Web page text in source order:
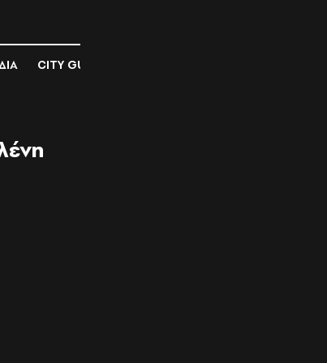
CITY GUIDE